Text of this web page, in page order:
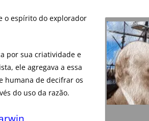
o espírito do explorador
por sua criatividade e
ele agregava a essa
humana de decifrar os
do uso da razão.